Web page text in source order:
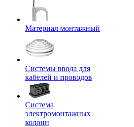
Материал монтажный
Системы ввода для
кабелей и проводов
Система
электромонтажных
колонн